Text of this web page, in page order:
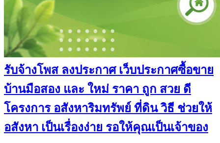
รับจ้างโพส ลงประกาศ เว็บประกาศซื้อขาย
บ้านมือสอง และ ใหม่ ราคา ถูก สวย ดี
โครงการ อสังหาริมทรัพย์ ที่ดิน วิธี ช่วยให้
อสังหา เป็นเรื่องง่าย รอให้คุณเป็นเจ้าของ